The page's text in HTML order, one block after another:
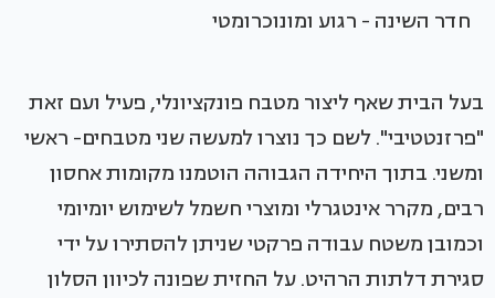
חדר השינה - רגוע ומונוכרומטי
בעל הבית שאף ליצור מטבח פונקציונלי, פעיל ועם זאת
"פרזנטטיבי". לשם כך נוצרו למעשה שני מטבחים- ראשי
ומשני. בתוך היחידה הגבוהה הוטמנו מקומות אחסון
רבים, מקרר אינטגרלי ומוצרי חשמל לשימוש יומיומי
וכמובן משטח עבודה פרקטי שניתן להסתירו על ידי
סגירת דלתות הרהיט. על החזית שפונה לכיוון הסלון